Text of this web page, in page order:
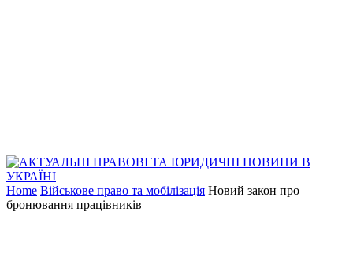
Home Військове право та мобілізація Новий закон про
бронювання працівників